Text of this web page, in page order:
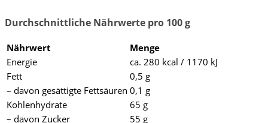
Durchschnittliche Nährwerte pro 100 g
Nährwert
Menge
Energie
ca. 280 kcal / 1170 kJ
Fett
0,5 g
– davon gesättigte Fettsäuren 0,1 g
Kohlenhydrate
65 g
– davon Zucker
55 g